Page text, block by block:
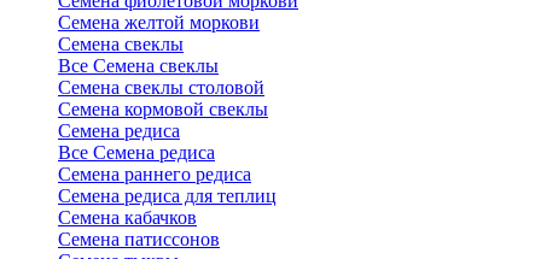
Семена желтой моркови
Семена свеклы
Все Семена свеклы
Семена свеклы столовой
Семена кормовой свеклы
Семена редиса
Все Семена редиса
Семена раннего редиса
Семена редиса для теплиц
Семена кабачков
Семена патиссонов